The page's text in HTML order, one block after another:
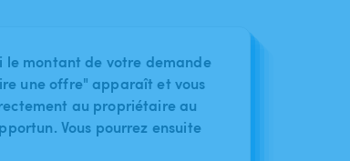
le montant de votre demande
une offre" apparaît et vous
au propriétaire au
Vous pourrez ensuite